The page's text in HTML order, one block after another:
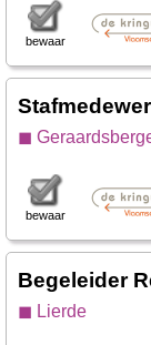
bewaar
◼
bewaar
Begeleider
◼ Lierde